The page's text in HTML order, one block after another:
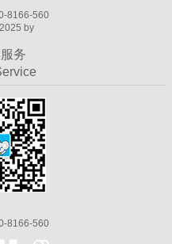
8166-560
by
务
8166-560